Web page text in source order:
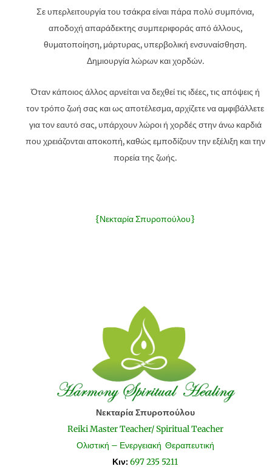
Σε υπερλειτουργία του τσάκρα είναι πάρα πολύ συμπόνια,
αποδοχή απαράδεκτης συμπεριφοράς από άλλους,
θυματοποίηση, μάρτυρας, υπερβολική ενσυναίσθηση.
Δημιουργία λώρων και χορδών.
Όταν κάποιος άλλος αρνείται να δεχθεί τις ιδέες, τις απόψεις ή
τον τρόπο ζωή σας και ως αποτέλεσμα, αρχίζετε να αμφιβάλλετε
για τον εαυτό σας, υπάρχουν λώροι ή χορδές στην άνω καρδιά
που χρειάζονται αποκοπή, καθώς εμποδίζουν την εξέλιξη και την
πορεία της ζωής.
{Νεκταρία Σπυροπούλου}
Νεκταρία Σπυροπούλου
Reiki Master Teacher/ Spiritual Teacher
Ολιστική – Ενεργειακή Θεραπευτική
Κιν: 697 235 5211